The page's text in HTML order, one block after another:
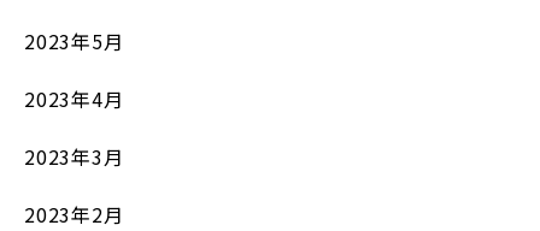
2023年5月
2023年4月
2023年3月
2023年2月